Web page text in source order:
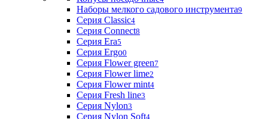
Наборы мелкого садового инструмента9
Серия Classic4
Серия Connect8
Серия Era5
Серия Ergo0
Серия Flower green7
Серия Flower lime2
Серия Flower mint4
Серия Fresh line3
Серия Nylon3
Серия Nylon Soft4